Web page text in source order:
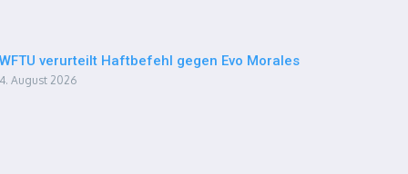
WFTU verurteilt Haftbefehl gegen Evo Morales
4. August 2026